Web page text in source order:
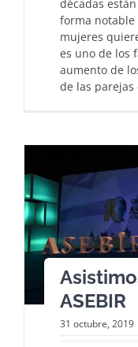
décadas
forma notable
mujeres
es uno de los
aumento de
de las
ASEBIR
31 octubre, 2019